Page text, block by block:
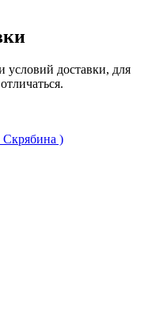
доставки, для
)